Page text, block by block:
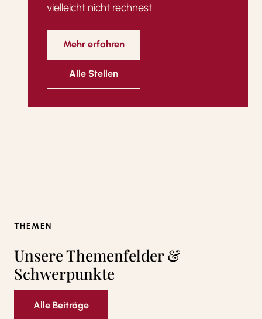
vielleicht nicht rechnest.
Mehr erfahren
Alle Stellen
THEMEN
Unsere Themenfelder &
Schwerpunkte
Alle Beiträge